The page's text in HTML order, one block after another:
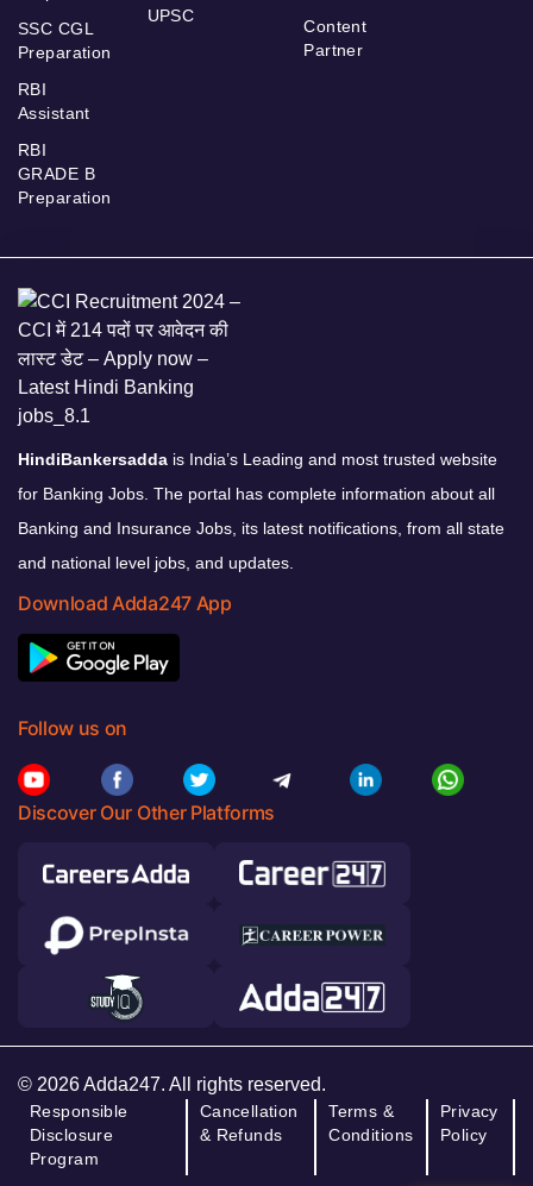
SSC CGL
Preparation
RBI
Assistant
RBI
GRADE B
Preparation
UPSC
Content
Partner
HindiBankersadda is India’s Leading and most trusted website
for Banking Jobs. The portal has complete information about all
Banking and Insurance Jobs, its latest notifications, from all state
and national level jobs, and updates.
Download Adda247 App
Follow us on
Discover Our Other Platforms
© 2026 Adda247. All rights reserved.
Responsible
Disclosure
Program
Cancellation
& Refunds
Terms &
Conditions
Privacy
Policy